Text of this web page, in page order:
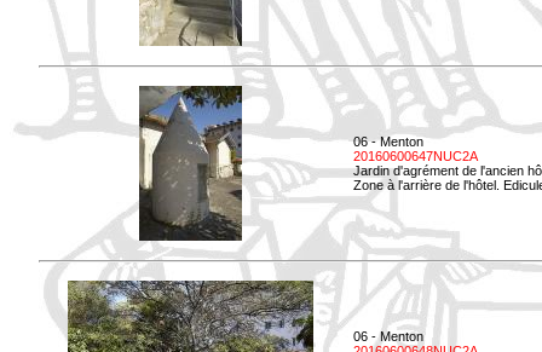
06 - Menton
20160600647NUC2A
Jardin d'agrément de l'ancien
Zone à l'arrière de l'hôtel.
06 - Menton